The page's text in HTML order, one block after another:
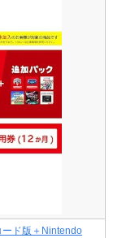
ード版＋Nintendo